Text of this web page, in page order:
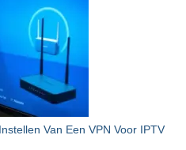
Van Een VPN Voor IPTV